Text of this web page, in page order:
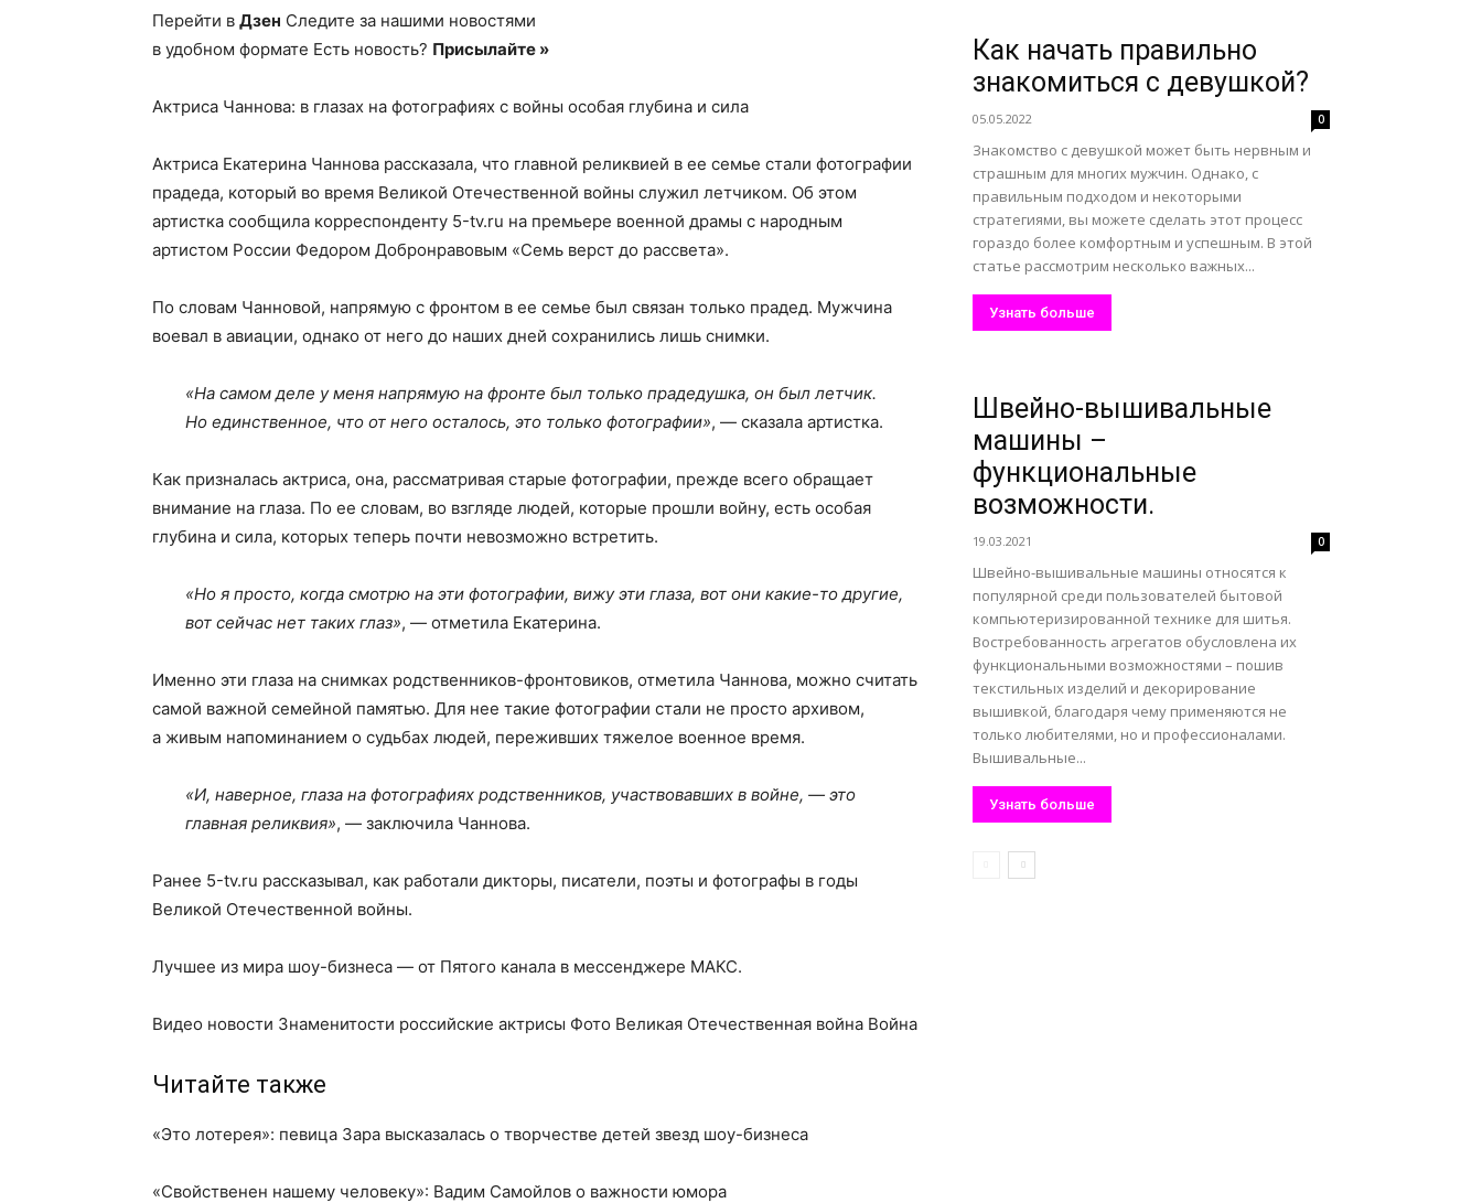
Перейти в Дзен Следите за нашими новостями
в удобном формате Есть новость? Присылайте »
Актриса Чаннова: в глазах на фотографиях с войны особая глубина и сила
Актриса Екатерина Чаннова рассказала, что главной реликвией в ее семье стали фотографии
прадеда, который во время Великой Отечественной войны служил летчиком. Об этом
артистка сообщила корреспонденту 5-tv.ru на премьере военной драмы с народным
артистом России Федором Добронравовым «Семь верст до рассвета».
По словам Чанновой, напрямую с фронтом в ее семье был связан только прадед. Мужчина
воевал в авиации, однако от него до наших дней сохранились лишь снимки.
«На самом деле у меня напрямую на фронте был только прадедушка, он был летчик.
Но единственное, что от него осталось, это только фотографии», — сказала артистка.
Как призналась актриса, она, рассматривая старые фотографии, прежде всего обращает
внимание на глаза. По ее словам, во взгляде людей, которые прошли войну, есть особая
глубина и сила, которых теперь почти невозможно встретить.
«Но я просто, когда смотрю на эти фотографии, вижу эти глаза, вот они какие-то другие,
вот сейчас нет таких глаз», — отметила Екатерина.
Именно эти глаза на снимках родственников-фронтовиков, отметила Чаннова, можно считать
самой важной семейной памятью. Для нее такие фотографии стали не просто архивом,
а живым напоминанием о судьбах людей, переживших тяжелое военное время.
«И, наверное, глаза на фотографиях родственников, участвовавших в войне, — это
главная реликвия», — заключила Чаннова.
Ранее 5-tv.ru рассказывал, как работали дикторы, писатели, поэты и фотографы в годы
Великой Отечественной войны.
Лучшее из мира шоу-бизнеса — от Пятого канала в мессенджере МАКС.
Видео новости Знаменитости российские актрисы Фото Великая Отечественная война Война
Читайте также
«Это лотерея»: певица Зара высказалась о творчестве детей звезд шоу-бизнеса
«Свойственен нашему человеку»: Вадим Самойлов о важности юмора
Как начать правильно
знакомиться с девушкой?
05.05.2022 0
Знакомство с девушкой может быть нервным и
страшным для многих мужчин. Однако, с
правильным подходом и некоторыми
стратегиями, вы можете сделать этот процесс
гораздо более комфортным и успешным. В этой
статье рассмотрим несколько важных...
Узнать больше
Швейно-вышивальные
машины –
функциональные
возможности.
19.03.2021 0
Швейно-вышивальные машины относятся к
популярной среди пользователей бытовой
компьютеризированной технике для шитья.
Востребованность агрегатов обусловлена их
функциональными возможностями – пошив
текстильных изделий и декорирование
вышивкой, благодаря чему применяются не
только любителями, но и профессионалами.
Вышивальные...
Узнать больше